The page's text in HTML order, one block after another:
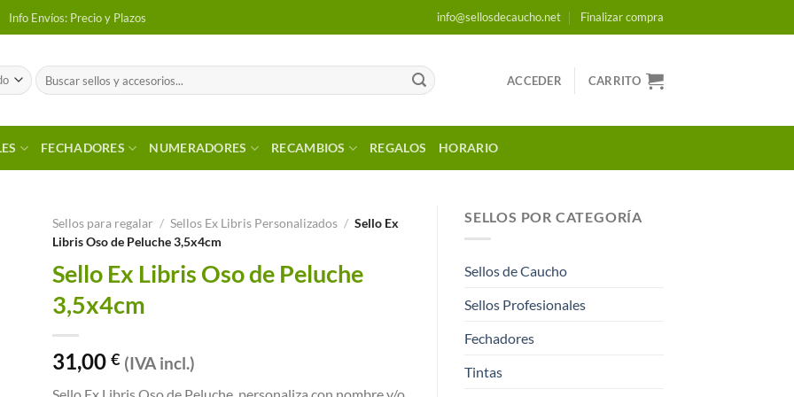
Info Envíos: Precio y Plazos info@sellosdecaucho.net Finalizar compra
Buscar
por:
ACCEDER CARRITO
FECHADORES NUMERADORES RECAMBIOS REGALOS HORARIO
Sellos para regalar / Sellos Ex Libris Personalizados / Sello Ex
Libris Oso de Peluche 3,5x4cm
Sello Ex Libris Oso de Peluche
3,5x4cm
31,00 € (IVA incl.)
SELLOS POR CATEGORÍA
Sellos de Caucho
Sellos Profesionales
Fechadores
Tintas